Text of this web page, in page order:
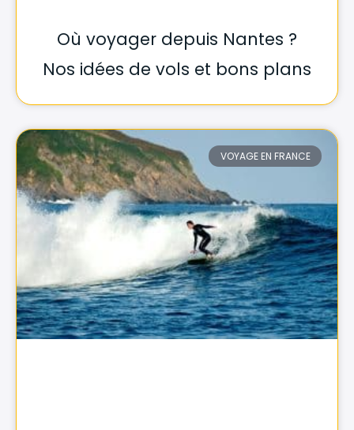
Où voyager depuis Nantes ?
Nos idées de vols et bons plans
VOYAGE EN FRANCE